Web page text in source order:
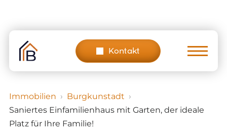
content
Kontakt
Immobilien
Burgkunstadt
Saniertes Einfamilienhaus mit Garten, der ideale
Platz für Ihre Familie!